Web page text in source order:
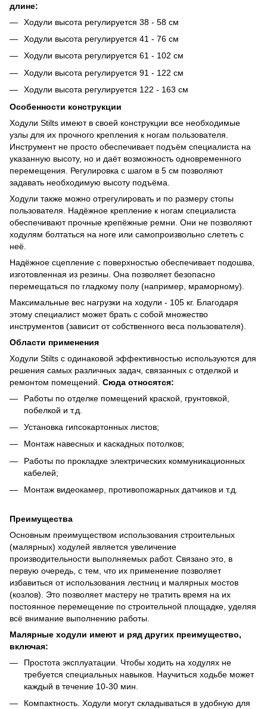
длине:
Ходули высота регулируется 38 - 58 см
Ходули высота регулируется 41 - 76 см
Ходули высота регулируется 61 - 102 см
Ходули высота регулируется 91 - 122 см
Ходули высота регулируется 122 - 163 см
Особенности конструкции
Ходули Stilts имеют в своей конструкции все необходимые
узлы для их прочного крепления к ногам пользователя.
Инструмент не просто обеспечивает подъём специалиста на
указанную высоту, но и даёт возможность одновременного
перемещения. Регулировка с шагом в 5 см позволяют
задавать необходимую высоту подъёма.
Ходули также можно отрегулировать и по размеру стопы
пользователя. Надёжное крепление к ногам специалиста
обеспечивают прочные крепёжные ремни. Они не позволяют
ходулям болтаться на ноге или самопроизвольно слететь с
неё.
Надёжное сцепление с поверхностью обеспечивает подошва,
изготовленная из резины. Она позволяет безопасно
перемещаться по гладкому полу (например, мраморному).
Максимальные вес нагрузки на ходули - 105 кг. Благодаря
этому специалист может брать с собой множество
инструментов (зависит от собственного веса пользователя).
Области применения
Ходули Stilts с одинаковой эффективностью используются для
решения самых различных задач, связанных с отделкой и
ремонтом помещений. Сюда относятся:
Работы по отделке помещений краской, грунтовкой,
побелкой и т.д.
Установка гипсокартонных листов;
Монтаж навесных и каскадных потолков;
Работы по прокладке электрических коммуникационных
кабелей;
Монтаж видеокамер, противопожарных датчиков и т.д.
Преимущества
Основным преимуществом использования строительных
(малярных) ходулей является увеличение
производительности выполняемых работ. Связано это, в
первую очередь, с тем, что их применение позволяет
избавиться от использования лестниц и малярных мостов
(козлов). Это позволяет мастеру не тратить время на их
постоянное перемещение по строительной площадке, уделяя
всё внимание выполнению работы.
Малярные ходули имеют и ряд других преимущество,
включая:
Простота эксплуатации. Чтобы ходить на ходулях не
требуется специальных навыков. Научиться ходьбе может
каждый в течение 10-30 мин.
Компактность. Ходули могут складываться в удобную для